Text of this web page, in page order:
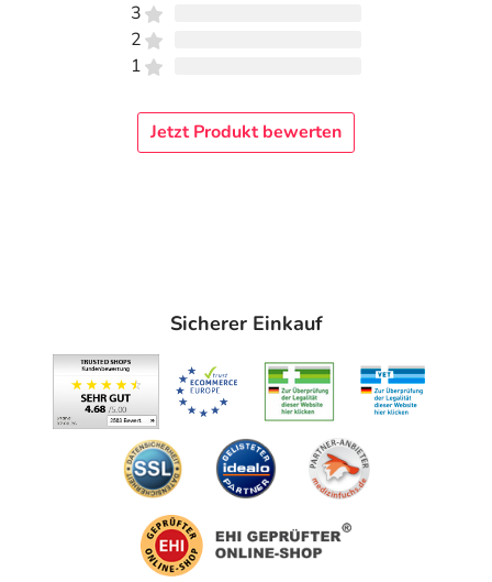
3
2
1
Jetzt Produkt bewerten
Sicherer Einkauf